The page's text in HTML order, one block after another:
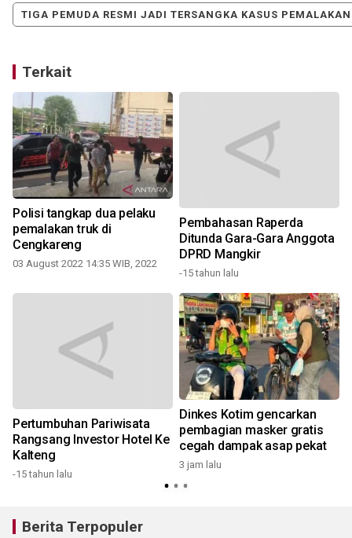
TIGA PEMUDA RESMI JADI TERSANGKA KASUS
Terkait
Polisi tangkap dua pelaku
pemalakan truk di
Cengkareng
03 August 2022 14:35 WIB, 2022
Pembahasan Raperda
Ditunda Gara-Gara Anggota
DPRD Mangkir
-15 tahun lalu
Pertumbuhan Pariwisata
Rangsang Investor Hotel Ke
Kalteng
-15 tahun lalu
Dinkes Kotim gencarkan
pembagian masker gratis
cegah dampak asap pekat
3 jam lalu
Berita Terpopuler